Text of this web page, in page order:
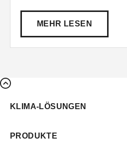
MEHR LESEN
KLIMA-LÖSUNGEN
PRODUKTE